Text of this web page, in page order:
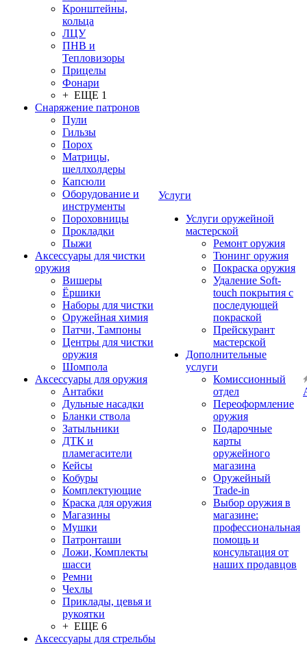
Кронштейны,
кольца
ЛЦУ
ПНВ и
Тепловизоры
Прицелы
Фонари
+ ЕЩЕ 1
Снаряжение патронов
Пули
Гильзы
Порох
Матрицы,
шеллхолдеры
Капсюли
Оборудование и
инструменты
Пороховницы
Прокладки
Пыжи
Аксессуары для чистки
оружия
Вишеры
Ёршики
Наборы для чистки
Оружейная химия
Патчи, Тампоны
Центры для чистки
оружия
Шомпола
Аксессуары для оружия
Антабки
Дульные насадки
Бланки ствола
Затыльники
ДТК и
пламегасители
Кейсы
Кобуры
Комплектующие
Краска для оружия
Магазины
Мушки
Патронташи
Ложи, Комплекты
шасси
Ремни
Чехлы
Приклады, цевья и
рукоятки
+ ЕЩЕ 6
Аксессуары для стрельбы
Услуги
Услуги оружейной
мастерской
Ремонт оружия
Тюнинг оружия
Покраска оружия
Удаление Soft-
touch покрытия с
последующей
покраской
Прейскурант
мастерской
Дополнительные
услуги
Комиссионный
отдел
Переоформление
оружия
Подарочные
карты
оружейного
магазина
Оружейный
Trade-in
Выбор оружия в
магазине:
профессиональная
помощь и
консультация от
наших продавцов